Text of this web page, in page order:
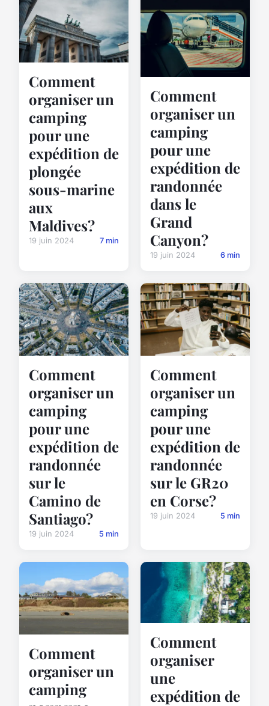
Comment
organiser un
camping
pour une
expédition de
plongée
sous-marine
aux
Maldives?
19 juin 2024 7 min
Comment
organiser un
camping
pour une
expédition de
randonnée
dans le
Grand
Canyon?
19 juin 2024 6 min
Comment
organiser un
camping
pour une
expédition de
randonnée
sur le
Camino de
Santiago?
19 juin 2024 5 min
Comment
organiser un
camping
pour une
expédition de
randonnée
sur le GR20
en Corse?
19 juin 2024 5 min
Comment
organiser un
camping
Comment
organiser
une
expédition de